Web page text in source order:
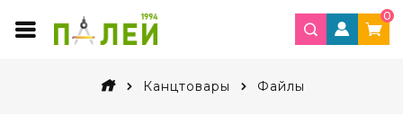
0
Канцтовары Файлы